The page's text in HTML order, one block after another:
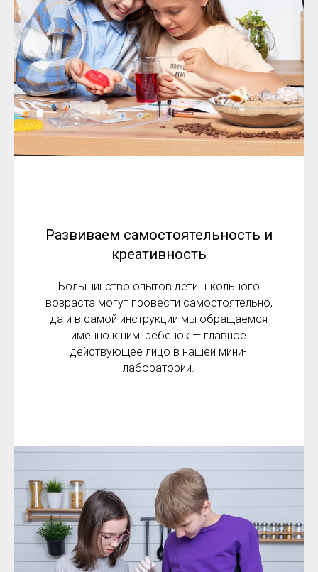
Развиваем самостоятельность и
креативность
Большинство опытов дети школьного
возраста могут провести самостоятельно,
да и в самой инструкции мы обращаемся
именно к ним: ребенок — главное
действующее лицо в нашей мини-
лаборатории.